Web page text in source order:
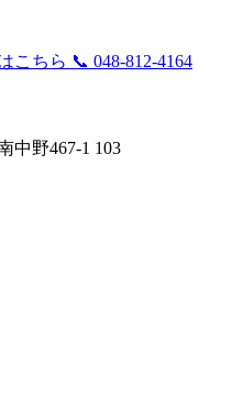
こちら 📞 048-812-4164
中野467-1 103